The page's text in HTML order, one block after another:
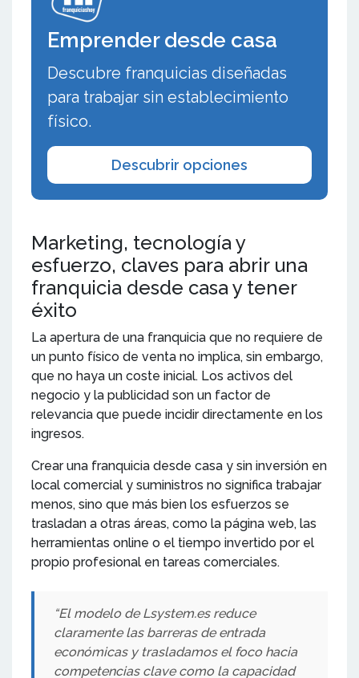
Emprender desde casa
Descubre franquicias diseñadas
para trabajar sin establecimiento
físico.
Descubrir opciones
Marketing, tecnología y
esfuerzo, claves para abrir una
franquicia desde casa y tener
éxito
La apertura de una franquicia que no requiere de
un punto físico de venta no implica, sin embargo,
que no haya un coste inicial. Los activos del
negocio y la publicidad son un factor de
relevancia que puede incidir directamente en los
ingresos.
Crear una franquicia desde casa y sin inversión en
local comercial y suministros no significa trabajar
menos, sino que más bien los esfuerzos se
trasladan a otras áreas, como la página web, las
herramientas online o el tiempo invertido por el
propio profesional en tareas comerciales.
“El modelo de Lsystem.es reduce
claramente las barreras de entrada
económicas y trasladamos el foco hacia
competencias clave como la capacidad